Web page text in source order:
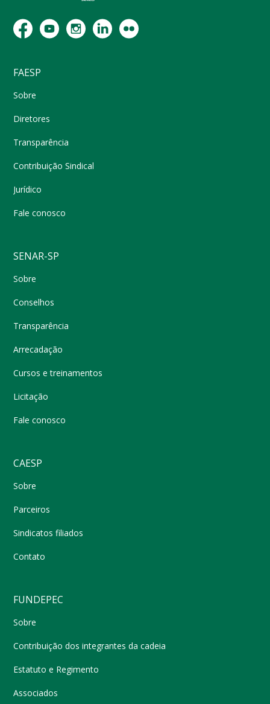
FAESP
Sobre
Diretores
Transparência
Contribuição Sindical
Jurídico
Fale conosco
SENAR-SP
Sobre
Conselhos
Transparência
Arrecadação
Cursos e treinamentos
Licitação
Fale conosco
CAESP
Sobre
Parceiros
Sindicatos filiados
Contato
FUNDEPEC
Sobre
Contribuição dos integrantes da cadeia
Estatuto e Regimento
Associados